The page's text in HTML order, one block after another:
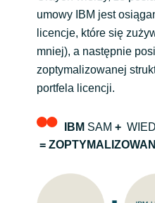
United
umowy IBM jest
licencje, które się
mniej), a następnie
zoptymalizowanej
portfela licencji.
IBM SAM +
=